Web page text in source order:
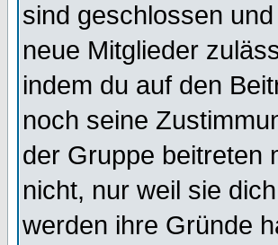
sind geschlossen
neue Mitglieder
indem du auf den
noch seine
der Gruppe beitreten
nicht, nur weil sie
werden ihre Gründe